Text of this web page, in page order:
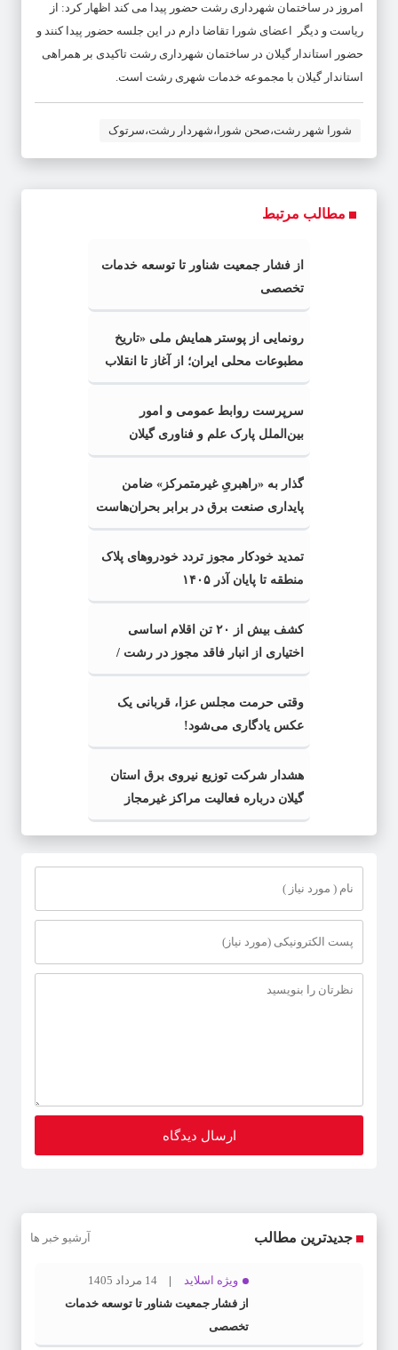
امروز در ساختمان شهرداری رشت حضور پیدا می کند اظهار کرد: از
ریاست و دیگر اعضای شورا تقاضا دارم در این جلسه حضور پیدا کنند و
حضور استاندار گیلان در ساختمان شهرداری رشت تاکیدی بر همراهی
استاندار گیلان با مجموعه خدمات شهری رشت است.
شورا شهر رشت،صحن شورا،شهردار رشت،سرتوک
مطالب مرتبط
از فشار جمعیت شناور تا توسعه خدمات
تخصصی
رونمایی از پوستر همایش ملی «تاریخ
مطبوعات محلی ایران؛ از آغاز تا انقلاب
اسلامی» در گیلان
سرپرست روابط عمومی و امور
بین‌الملل پارک علم و فناوری گیلان
منصوب شد
گذار به «راهبریِ غیرمتمرکز» ضامن
پایداری صنعت برق در برابر بحران‌هاست
تمدید خودکار مجوز تردد خودروهای پلاک
منطقه تا پایان آذر ۱۴۰۵
کشف بیش از ۲۰ تن اقلام اساسی
اختیاری از انبار فاقد مجوز در رشت /
کشف بیش از ۲ تن اقلام تاریخ مصرف
گذشته و فاسد
وقتی حرمت مجلس عزا، قربانی یک
عکس یادگاری می‌شود!
هشدار شرکت توزیع نیروی برق استان
گیلان درباره فعالیت مراکز غیرمجاز
استخراج رمزارز / پرداخت پاداش تا
گزارش‌های مردمی
جدیدترین مطالب آرشیو خبر ها
ویژه اسلاید
14 مرداد 1405
از فشار جمعیت شناور تا توسعه خدمات
تخصصی